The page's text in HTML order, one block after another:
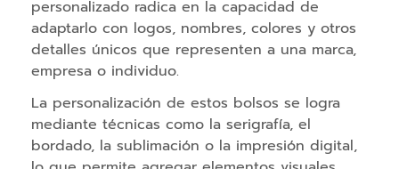
e
s
C
a
g
personalizado radica en la capacidad de
adaptarlo con logos, nombres, colores y otros
detalles únicos que representen a una marca,
empresa o individuo.
La personalización de estos bolsos se logra
mediante técnicas como la serigrafía, el
bordado, la sublimación o la impresión digital,